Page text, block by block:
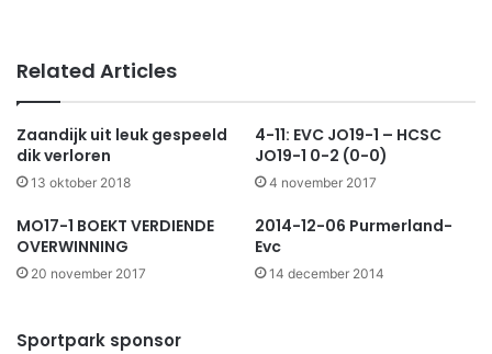
Related Articles
Zaandijk uit leuk gespeeld
dik verloren
13 oktober 2018
4-11: EVC JO19-1 – HCSC
JO19-1 0-2 (0-0)
4 november 2017
MO17-1 BOEKT VERDIENDE
OVERWINNING
20 november 2017
2014-12-06 Purmerland-
Evc
14 december 2014
Sportpark sponsor